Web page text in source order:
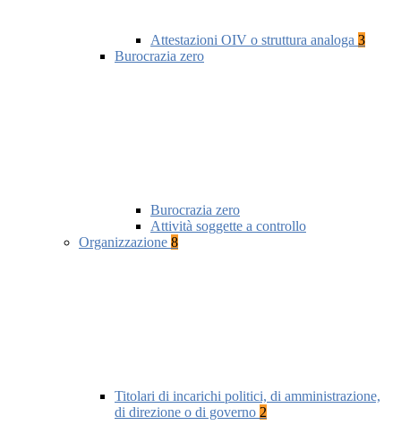
Attestazioni OIV o struttura analoga 3
Burocrazia zero
Burocrazia zero
Attività soggette a controllo
Organizzazione 8
Titolari di incarichi politici, di amministrazione,
di direzione o di governo 2